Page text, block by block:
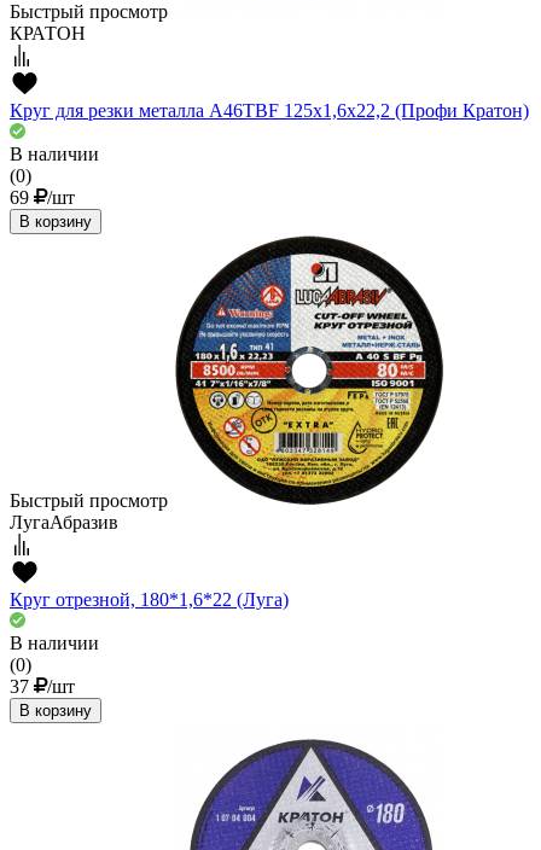
Быстрый просмотр
КРАТОН
Круг для резки металла A46TBF 125х1,6х22,2 (Профи Кратон)
В наличии
(0)
69
/шт
В корзину
Быстрый просмотр
ЛугаАбразив
Круг отрезной, 180*1,6*22 (Луга)
В наличии
(0)
37
/шт
В корзину